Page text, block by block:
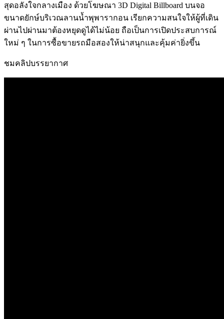
สุดอลังใจกลางเมือง ด้วยโฆษณา 3D Digital Billboard บนจอ
ขนาดยักษ์บริเวณลานน้ำพุพารากอน เรียกความสนใจให้ผู้ที่เดิน
ผ่านไปผ่านมาต้องหยุดดูได้ไม่น้อย ถือเป็นการเปิดประสบการณ์
ใหม่ ๆ ในการซื้อขายรถมือสองให้น่าสนุกและคุ้มค่ายิ่งขึ้น
ชมคลิปบรรยากาศ